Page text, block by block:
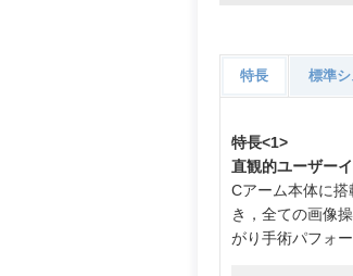
特長 標準
特長<1>
直観的ユーザー
Cアーム本体に
き，全ての画像
がり手術パフォ